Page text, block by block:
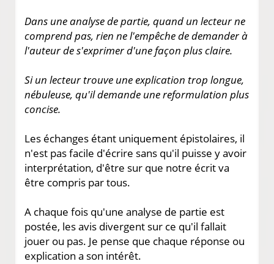
Dans une analyse de partie, quand un lecteur ne
comprend pas, rien ne l'empêche de demander à
l'auteur de s'exprimer d'une façon plus claire.
Si un lecteur trouve une explication trop longue,
nébuleuse, qu'il demande une reformulation plus
concise.
Les échanges étant uniquement épistolaires, il
n'est pas facile d'écrire sans qu'il puisse y avoir
interprétation, d'être sur que notre écrit va
être compris par tous.
A chaque fois qu'une analyse de partie est
postée, les avis divergent sur ce qu'il fallait
jouer ou pas. Je pense que chaque réponse ou
explication a son intérêt.